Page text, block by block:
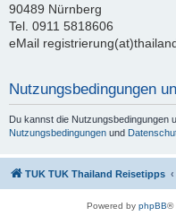
90489 Nürnberg
Tel. 0911 5818606
eMail
Nutzungsbedingungen
Du kannst die Nutzungsbedingungen
Nutzungsbedingungen und
TUK TUK Thailand Reisetipps
Powered by phpBB®